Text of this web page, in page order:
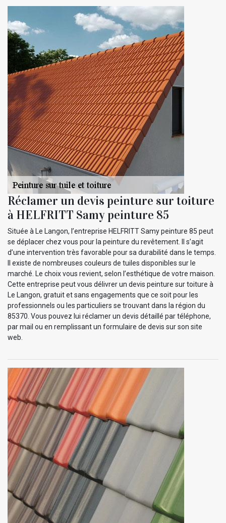
Réclamer un devis peinture sur toiture
à HELFRITT Samy peinture 85
Située à Le Langon, l’entreprise HELFRITT Samy peinture 85 peut
se déplacer chez vous pour la peinture du revêtement. Il s’agit
d’une intervention très favorable pour sa durabilité dans le temps.
Il existe de nombreuses couleurs de tuiles disponibles sur le
marché. Le choix vous revient, selon l’esthétique de votre maison.
Cette entreprise peut vous délivrer un devis peinture sur toiture à
Le Langon, gratuit et sans engagements que ce soit pour les
professionnels ou les particuliers se trouvant dans la région du
85370. Vous pouvez lui réclamer un devis détaillé par téléphone,
par mail ou en remplissant un formulaire de devis sur son site
web.